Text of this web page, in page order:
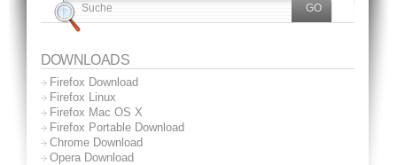
DOWNLOADS
Firefox Download
Firefox Linux
Firefox Mac OS X
Firefox Portable Download
Chrome Download
Opera Download